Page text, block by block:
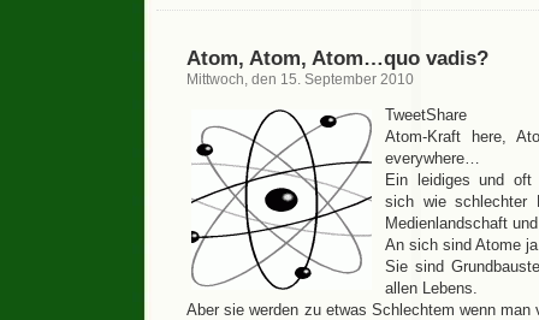
Atom, Atom, Atom…quo vadis?
Mittwoch, den 15. September 2010
TweetShare
Atom-Kraft here,
everywhere…
Ein leidiges und oft
sich wie schlechter
Medienlandschaft
An sich sind Atome
Sie sind
allen Lebens.
Aber sie werden zu etwas Schlechtem wenn man